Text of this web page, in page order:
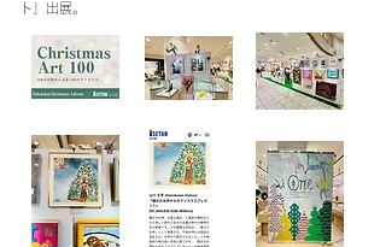
ト」出展 。